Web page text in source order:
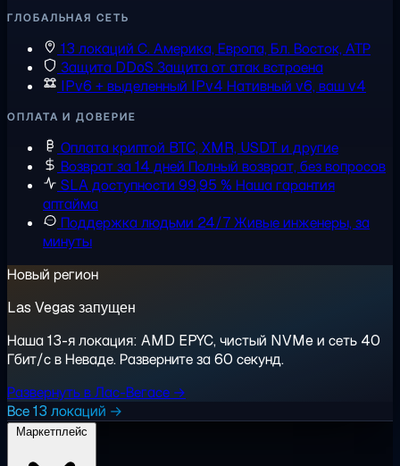
ГЛОБАЛЬНАЯ СЕТЬ
13 локаций С. Америка, Европа, Бл. Восток, АТР
Защита DDoS Защита от атак встроена
IPv6 + выделенный IPv4 Нативный v6, ваш v4
ОПЛАТА И ДОВЕРИЕ
Оплата криптой BTC, XMR, USDT и другие
Возврат за 14 дней Полный возврат, без вопросов
SLA доступности 99,95 % Наша гарантия
аптайма
Поддержка людьми 24/7Живые инженеры, за
минуты
Новый регион
Las Vegas запущен
Наша 13-я локация: AMD EPYC, чистый NVMe и сеть 40
Гбит/с в Неваде. Разверните за 60 секунд.
Развернуть в Лас-Вегасе →
Все 13 локаций →